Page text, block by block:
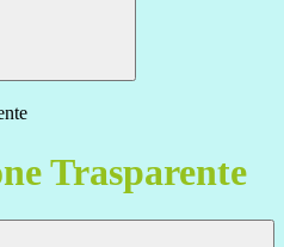
Trasparente